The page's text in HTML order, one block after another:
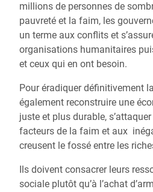
millions de personnes de
pauvreté et la faim, les
un terme aux conflits et
organisations humanitaires
et ceux qui en ont besoin.
Pour éradiquer définitivement
également reconstruire une
juste et plus durable,
facteurs de la faim et aux
creusent le fossé entre les
Ils doivent consacrer leurs
sociale plutôt qu’à l’achat